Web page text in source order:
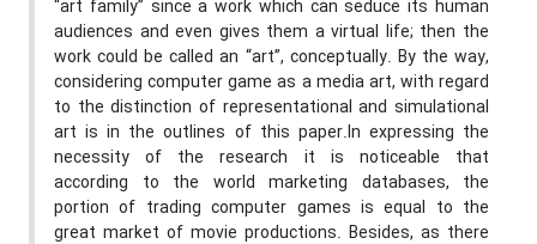
“art family” since a work which can seduce its human
audiences and even gives them a virtual life; then the
work could be called an “art”, conceptually. By the way,
considering computer game as a media art, with regard
to the distinction of representational and simulational
art is in the outlines of this paper.In expressing the
necessity of the research it is noticeable that
according to the world marketing databases, the
portion of trading computer games is equal to the
great market of movie productions. Besides, as there